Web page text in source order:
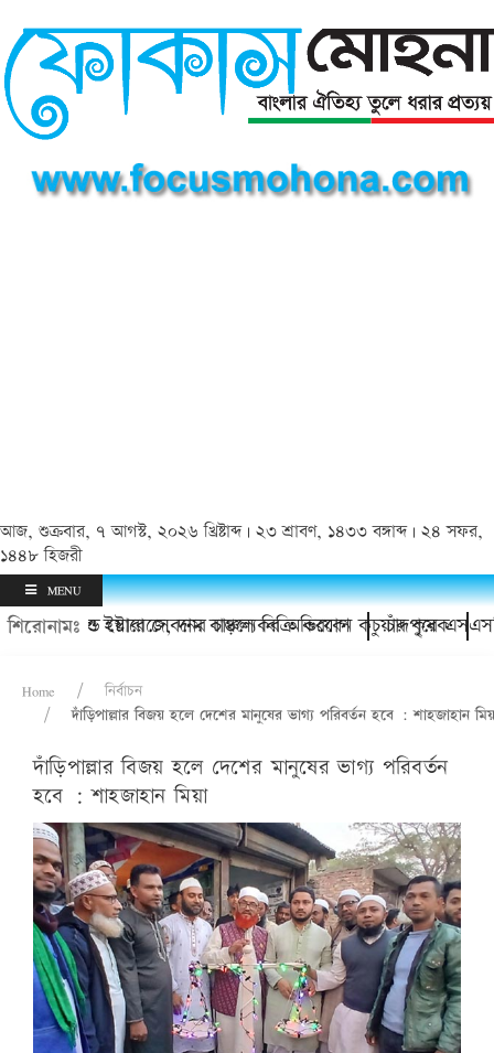
আজ, শুক্রবার, ৭ আগস্ট, ২০২৬ খ্রিষ্টাব্দ | ২৩ শ্রাবণ, ১৪৩৩ বঙ্গাব্দ | ২৪ সফর,
১৪৪৮ হিজরী
MENU
শিরোনামঃও ইয়াবা সেবনের চাঞ্চল্যকর অভিযোগ চাঁদপুরে এসএসসি ৯৭
স্টোরেজে, দাম বাড়লে বিক্রি করবেন কচুয়ার কৃষক
Home
নির্বাচন
দাঁড়িপাল্লার বিজয় হলে দেশের মানুষের ভাগ্য পরিবর্তন হবে : শাহজাহান
দাঁড়িপাল্লার বিজয় হলে দেশের মানুষের ভাগ্য পরিবর্তন
হবে : শাহজাহান মিয়া